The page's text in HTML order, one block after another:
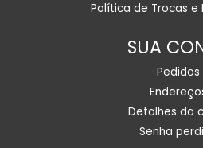
Política de Trocas e
SUA
Pedidos
Detalhes da
Senha